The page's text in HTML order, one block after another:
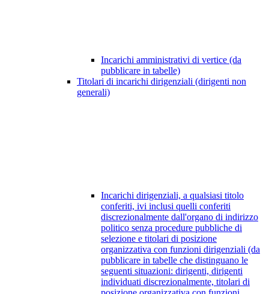
Incarichi amministrativi di vertice (da
pubblicare in tabelle)
Titolari di incarichi dirigenziali (dirigenti non
generali)
Incarichi dirigenziali, a qualsiasi titolo
conferiti, ivi inclusi quelli conferiti
discrezionalmente dall'organo di indirizzo
politico senza procedure pubbliche di
selezione e titolari di posizione
organizzativa con funzioni dirigenziali (da
pubblicare in tabelle che distinguano le
seguenti situazioni: dirigenti, dirigenti
individuati discrezionalmente, titolari di